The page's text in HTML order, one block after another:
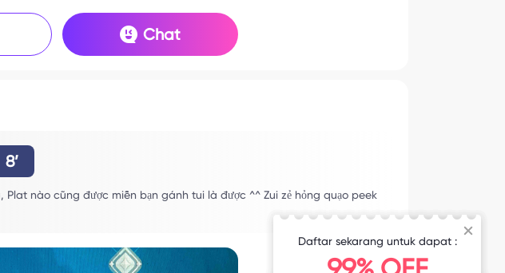
Chat
8’
Plat nào cũng được miễn bạn gánh tui là được ^^ Zui zẻ hỏng quạo peek
Daftar sekarang untuk dapat :